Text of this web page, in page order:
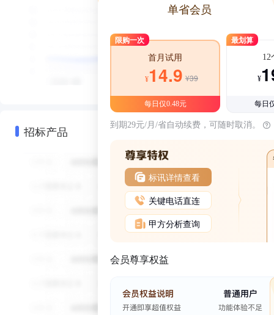
招标产品
单省会员
限购一次
首月试用
¥14.9 ¥39
每日仅0.48元
最划算
12
¥
每日
到期29元/月/省自动续费，可随时取消。
标讯详情查看
关键电话直连
甲方分析查询
会员尊享权益